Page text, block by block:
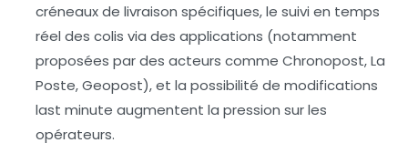
créneaux de livraison spécifiques, le suivi en temps
réel des colis via des applications (notamment
proposées par des acteurs comme Chronopost, La
Poste, Geopost), et la possibilité de modifications
last minute augmentent la pression sur les
opérateurs.